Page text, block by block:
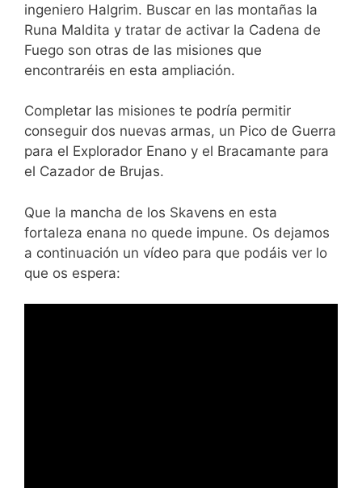
ingeniero Halgrim. Buscar en las montañas la
Runa Maldita y tratar de activar la Cadena de
Fuego son otras de las misiones que
encontraréis en esta ampliación.
Completar las misiones te podría permitir
conseguir dos nuevas armas, un Pico de Guerra
para el Explorador Enano y el Bracamante para
el Cazador de Brujas.
Que la mancha de los Skavens en esta
fortaleza enana no quede impune. Os dejamos
a continuación un vídeo para que podáis ver lo
que os espera: